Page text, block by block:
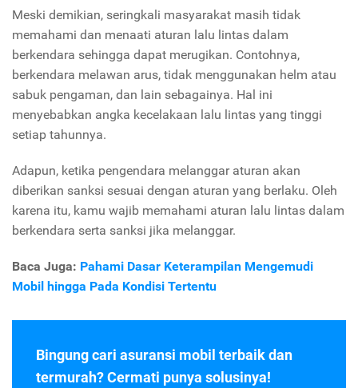
Meski demikian, seringkali masyarakat masih tidak
memahami dan menaati aturan lalu lintas dalam
berkendara sehingga dapat merugikan. Contohnya,
berkendara melawan arus, tidak menggunakan helm atau
sabuk pengaman, dan lain sebagainya. Hal ini
menyebabkan angka kecelakaan lalu lintas yang tinggi
setiap tahunnya.
Adapun, ketika pengendara melanggar aturan akan
diberikan sanksi sesuai dengan aturan yang berlaku. Oleh
karena itu, kamu wajib memahami aturan lalu lintas dalam
berkendara serta sanksi jika melanggar.
Baca Juga: Pahami Dasar Keterampilan Mengemudi
Mobil hingga Pada Kondisi Tertentu
Bingung cari asuransi mobil terbaik dan
termurah? Cermati punya solusinya!